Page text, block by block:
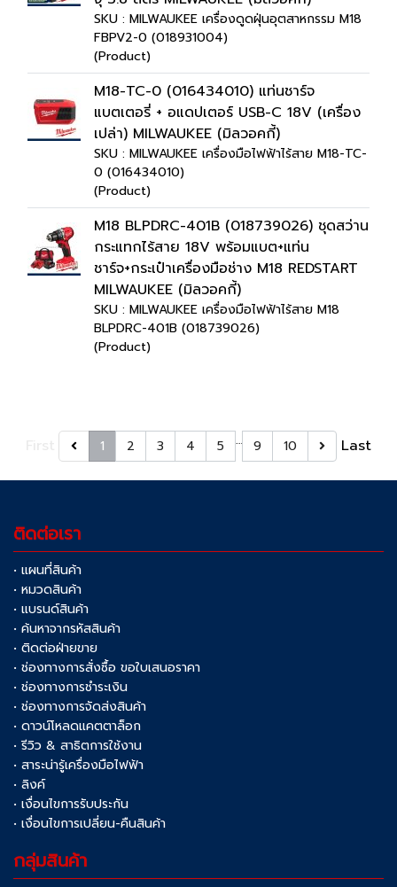
SKU : MILWAUKEE เครื่องดูดฝุ่นอุตสาหกรรม M18
FBPV2-0 (018931004)
(Product)
M18-TC-0 (016434010) แท่นชาร์จ
แบตเตอรี่ + อแดปเตอร์ USB-C 18V (เครื่อง
เปล่า) MILWAUKEE (มิลวอคกี้)
SKU : MILWAUKEE เครื่องมือไฟฟ้าไร้สาย M18-TC-
0 (016434010)
(Product)
M18 BLPDRC-401B (018739026) ชุดสว่าน
กระแทกไร้สาย 18V พร้อมแบต+แท่น
ชาร์จ+กระเป๋าเครื่องมือช่าง M18 REDSTART
MILWAUKEE (มิลวอคกี้)
SKU : MILWAUKEE เครื่องมือไฟฟ้าไร้สาย M18
BLPDRC-401B (018739026)
(Product)
1 2 3 4 5 … 9 10 Last
ติดต่อเรา
• แผนที่สินค้า
• หมวดสินค้า
• แบรนด์สินค้า
• ค้นหาจากรหัสสินค้า
• ติดต่อฝ่ายขาย
• ช่องทางการสั่งซื้อ ขอใบเสนอราคา
• ช่องทางการชำระเงิน
• ช่องทางการจัดส่งสินค้า
• ดาวน์โหลดแคตตาล็อก
• รีวิว & สาธิตการใช้งาน
• สาระน่ารู้เครื่องมือไฟฟ้า
• ลิงค์
• เงื่อนไขการรับประกัน
• เงื่อนไขการเปลี่ยน-คืนสินค้า
กลุ่มสินค้า